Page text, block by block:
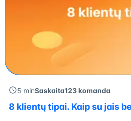
5 minSaskaita123 komanda
8 klientų tipai. Kaip su jais